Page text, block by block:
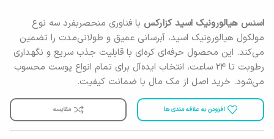
اسنس هیالورونیک اسید کزارکس با فناوری منحصربفرد سه نوع
مولکول هیالورونیک اسید، آبرسانی عمیق و طولانی‌مدت را تضمین
می‌کند. این محصول حرفه‌ای کره‌ای با قابلیت جذب سریع و نگهداری
رطوبت تا ۲۴ ساعت، انتخاب ایده‌آل برای تمام انواع پوست محسوب
می‌شود. خرید اصل از مک مال با ضمانت کیفیت.
افزودن به علاقه مندی ها مقایسه